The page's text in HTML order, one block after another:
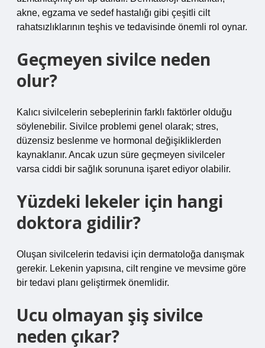
akne, egzama ve sedef hastalığı gibi çeşitli cilt
rahatsızlıklarının teşhis ve tedavisinde önemli rol oynar.
Geçmeyen sivilce neden
olur?
Kalıcı sivilcelerin sebeplerinin farklı faktörler olduğu
söylenebilir. Sivilce problemi genel olarak; stres,
düzensiz beslenme ve hormonal değişikliklerden
kaynaklanır. Ancak uzun süre geçmeyen sivilceler
varsa ciddi bir sağlık sorununa işaret ediyor olabilir.
Yüzdeki lekeler için hangi
doktora gidilir?
Oluşan sivilcelerin tedavisi için dermatoloğa danışmak
gerekir. Lekenin yapısına, cilt rengine ve mevsime göre
bir tedavi planı geliştirmek önemlidir.
Ucu olmayan şiş sivilce
neden çıkar?